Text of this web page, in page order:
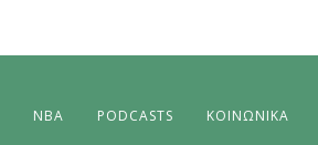
NBA PODCASTS ΚΟΙΝΩΝΙΚΑ